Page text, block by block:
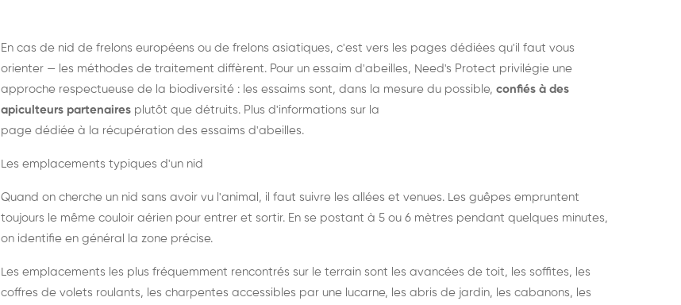
En cas de nid de frelons européens ou de frelons asiatiques, c'est vers les pages dédiées qu'il faut vous
orienter — les méthodes de traitement diffèrent. Pour un essaim d'abeilles, Need's Protect privilégie une
approche respectueuse de la biodiversité : les essaims sont, dans la mesure du possible, confiés à des
apiculteurs partenaires plutôt que détruits. Plus d'informations sur la
page dédiée à la récupération des essaims d'abeilles.
Les emplacements typiques d'un nid
Quand on cherche un nid sans avoir vu l'animal, il faut suivre les allées et venues. Les guêpes empruntent
toujours le même couloir aérien pour entrer et sortir. En se postant à 5 ou 6 mètres pendant quelques minutes,
on identifie en général la zone précise.
Les emplacements les plus fréquemment rencontrés sur le terrain sont les avancées de toit, les soffites, les
coffres de volets roulants, les charpentes accessibles par une lucarne, les abris de jardin, les cabanons, les